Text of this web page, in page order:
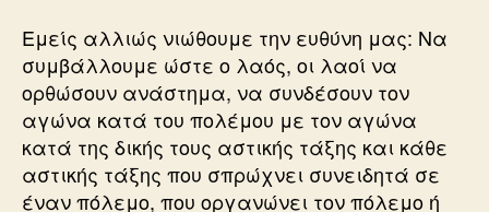
Εμείς αλλιώς νιώθουμε την ευθύνη μας: Να
συμβάλλουμε ώστε ο λαός, οι λαοί να
ορθώσουν ανάστημα, να συνδέσουν τον
αγώνα κατά του πολέμου με τον αγώνα
κατά της δικής τους αστικής τάξης και κάθε
αστικής τάξης που σπρώχνει συνειδητά σε
έναν πόλεμο, που οργανώνει τον πόλεμο ή